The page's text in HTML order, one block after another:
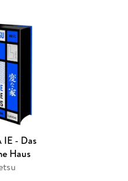
ist einer von ihnen tot. . .
du gesehen hast, wirst du
der durch Skizzen &
- mit SogwirkungFür Fans
Crime-Stimmung &
es in zwei Versionen: mit
Farbschnitt-Ausgabe
ohne Farbschnitt aus.
IE - Das
Haus